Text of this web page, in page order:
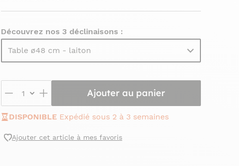
Découvrez nos 3 déclinaisons :
Table ø48 cm - laiton
Ajouter au panier
DISPONIBLE Expédié sous 2 à 3 semaines
Ajouter cet article à mes favoris